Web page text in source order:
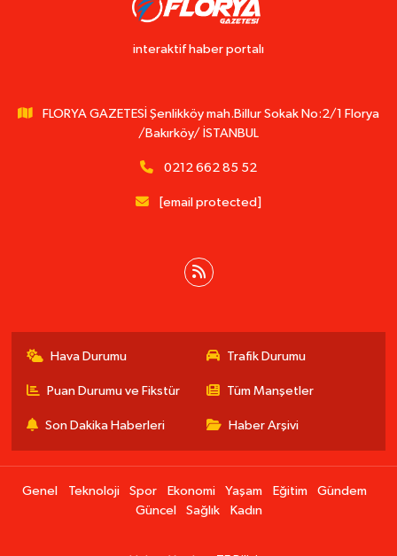
interaktif haber portalı
FLORYA GAZETESİ Şenlikköy mah.Billur Sokak No:2/1 Florya
/Bakırköy/ İSTANBUL
0212 662 85 52
[email protected]
Hava Durumu Trafik Durumu
Puan Durumu ve Fikstür Tüm Manşetler
Son Dakika Haberleri Haber Arşivi
Genel Teknoloji Spor Ekonomi Yaşam Eğitim
Gündem
Güncel
Sağlık Kadın